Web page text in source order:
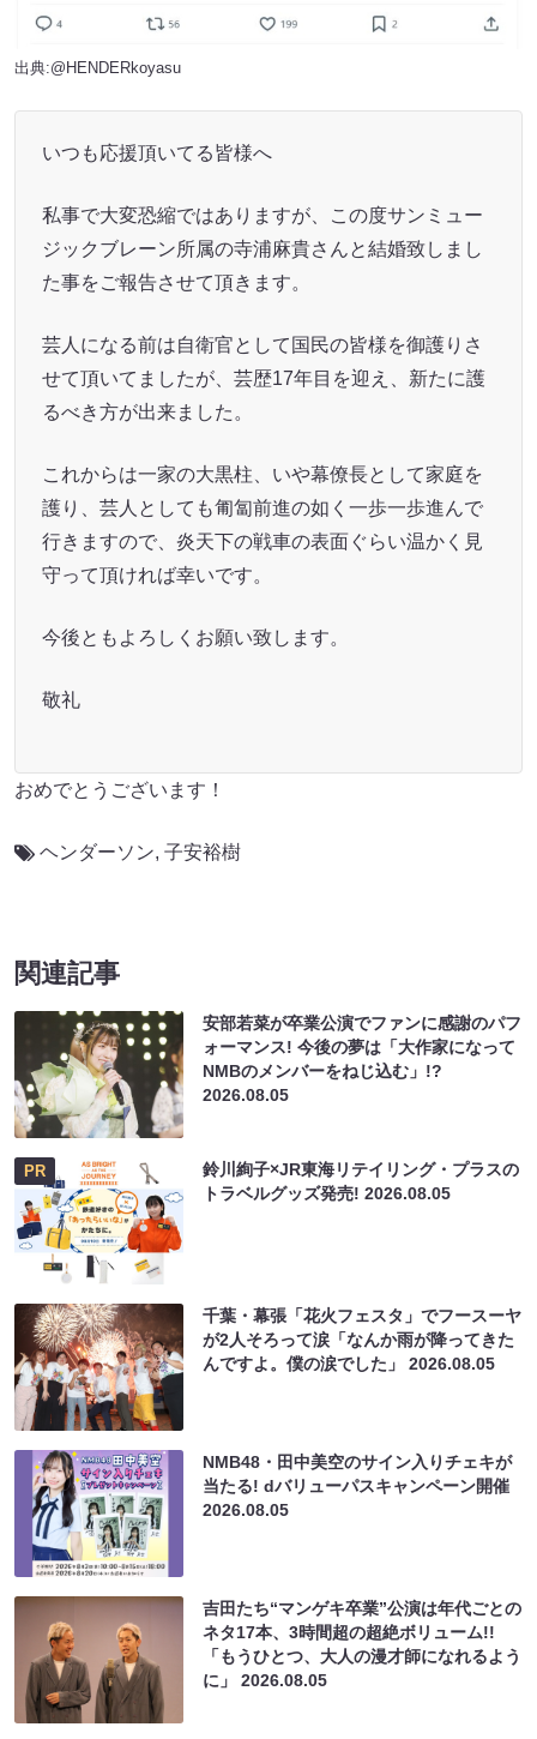
出典:@HENDERkoyasu
いつも応援頂いてる皆様へ
私事で大変恐縮ではありますが、この度サンミュー
ジックブレーン所属の寺浦麻貴さんと結婚致しまし
た事をご報告させて頂きます。
芸人になる前は自衛官として国民の皆様を御護りさ
せて頂いてましたが、芸歴17年目を迎え、新たに護
るべき方が出来ました。
これからは一家の大黒柱、いや幕僚長として家庭を
護り、芸人としても匍匐前進の如く一歩一歩進んで
行きますので、炎天下の戦車の表面ぐらい温かく見
守って頂ければ幸いです。
今後ともよろしくお願い致します。
敬礼
おめでとうございます！
ヘンダーソン, 子安裕樹
関連記事
安部若菜が卒業公演でファンに感謝のパフ
ォーマンス! 今後の夢は「大作家になって
NMBのメンバーをねじ込む」!?
2026.08.05
PR
鈴川絢子×JR東海リテイリング・プラスの
トラベルグッズ発売!2026.08.05
千葉・幕張「花火フェスタ」でフースーヤ
が2人そろって涙「なんか雨が降ってきた
んですよ。僕の涙でした」2026.08.05
NMB48・田中美空のサイン入りチェキが
当たる! dバリューパスキャンペーン開催
2026.08.05
吉田たち“マンゲキ卒業”公演は年代ごとの
ネタ17本、3時間超の超絶ボリューム!!
「もうひとつ、大人の漫才師になれるよう
に」2026.08.05